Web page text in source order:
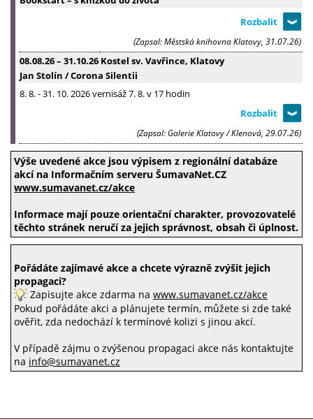
(Zapsal: Městská knihovna Klatovy, 31.07.26)
08.08.26– 31.10.26 Kostel sv. Vavřince, Klatovy
Jan Stolín / Corona Silentii
8. 8. - 31. 10. 2026 vernisáž 7. 8. v 17 hodin
(Zapsal: Galerie Klatovy / Klenová, 29.07.26)
Výše uvedené akce jsou výpisem z regionální databáze
akcí na Informačním serveru ŠumavaNet.CZ
www.sumavanet.cz/akce
Informace mají pouze orientační charakter, provozovatelé
těchto stránek neručí za jejich správnost, obsah či úplnost.
Pořádáte zajímavé akce a chcete výrazně zvýšit jejich
propagaci?
Zapisujte akce zdarma na www.sumavanet.cz/akce
Pokud pořádáte akci a plánujete termín, můžete si zde také
ověřit, zda nedochází k termínové kolizi s jinou akcí.
V případě zájmu o zvýšenou propagaci akce nás kontaktujte
na info@sumavanet.cz